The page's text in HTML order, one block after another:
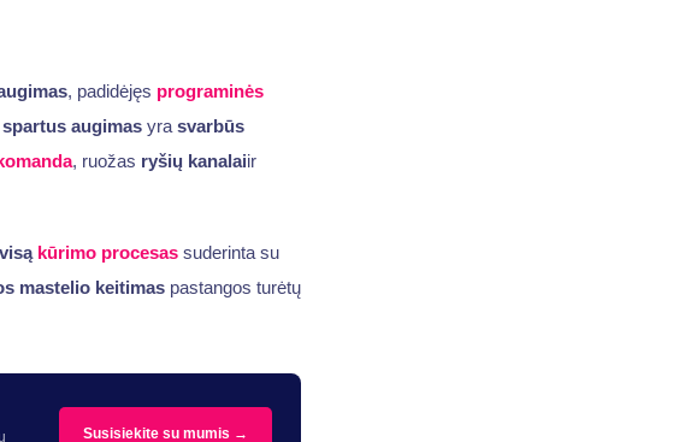
, padidėjęs programinės
spartus augimasyra svarbūs
, ruožas ryšių kanalaiir
visą kūrimo procesassuderinta su
mastelio keitimaspastangos turėtų
Susisiekite su mumis →